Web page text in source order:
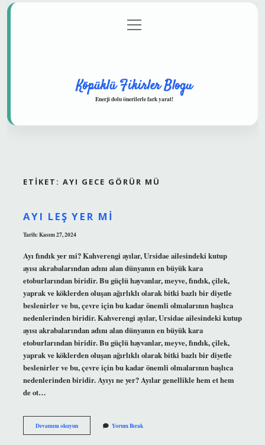
Gizlilik Politikası
menüyü
aç
Köpüklü Fikirler Blogu
Enerji dolu önerilerle fark yarat!
ETIKET: AYI GECE GÖRÜR MÜ
AYI LEŞ YER MI
Tarih: Kasım 27, 2024
Ayı fındık yer mi? Kahverengi ayılar, Ursidae ailesindeki kutup
ayısı akrabalarından adını alan dünyanın en büyük kara
etoburlarından biridir. Bu güçlü hayvanlar, meyve, fındık, çilek,
yaprak ve köklerden oluşan ağırlıklı olarak bitki bazlı bir diyetle
beslenirler ve bu, çevre için bu kadar önemli olmalarının başlıca
nedenlerinden biridir. Kahverengi ayılar, Ursidae ailesindeki kutup
ayısı akrabalarından adını alan dünyanın en büyük kara
etoburlarından biridir. Bu güçlü hayvanlar, meyve, fındık, çilek,
yaprak ve köklerden oluşan ağırlıklı olarak bitki bazlı bir diyetle
beslenirler ve bu, çevre için bu kadar önemli olmalarının başlıca
nedenlerinden biridir. Ayıyı ne yer? Ayılar genellikle hem et hem
de ot…
Devamını okuyunAyı
Leş
Yorum Bırak